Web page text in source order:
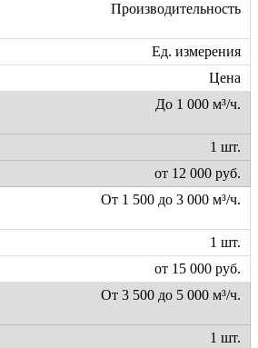
Производительность
Ед. измерения
Цена
До 1 000 м³/ч.
1 шт.
от 12 000 руб.
От 1 500 до 3 000 м³/ч.
1 шт.
от 15 000 руб.
От 3 500 до 5 000 м³/ч.
1 шт.